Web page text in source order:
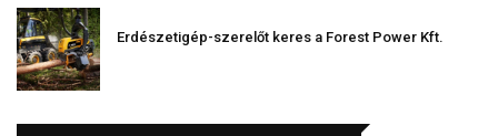
Erdészetigép-szerelőt keres a Forest Power Kft.